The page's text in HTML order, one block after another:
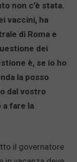
non c’è stata.
vaccini, ha
di Roma e
dei
è, se io ho
la posso
dal vostro
a fare la
il governatore